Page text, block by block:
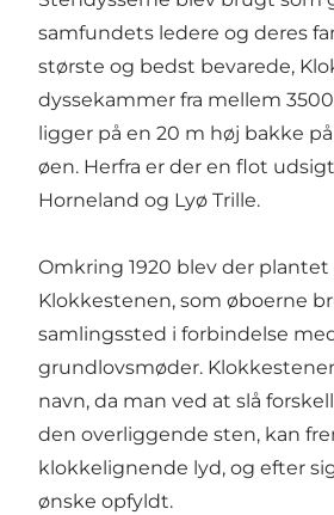
samfundets ledere og deres
største og bedst bevarede,
dyssekammer fra mellem
ligger på en 20 m høj bakke
øen. Herfra er der en flot
Horneland og Lyø Trille.
Omkring 1920 blev der
Klokkestenen, som øboerne
samlingssted i forbindelse
grundlovsmøder.
navn, da man ved at slå
den overliggende sten, kan
klokkelignende lyd, og efter
ønske opfyldt.